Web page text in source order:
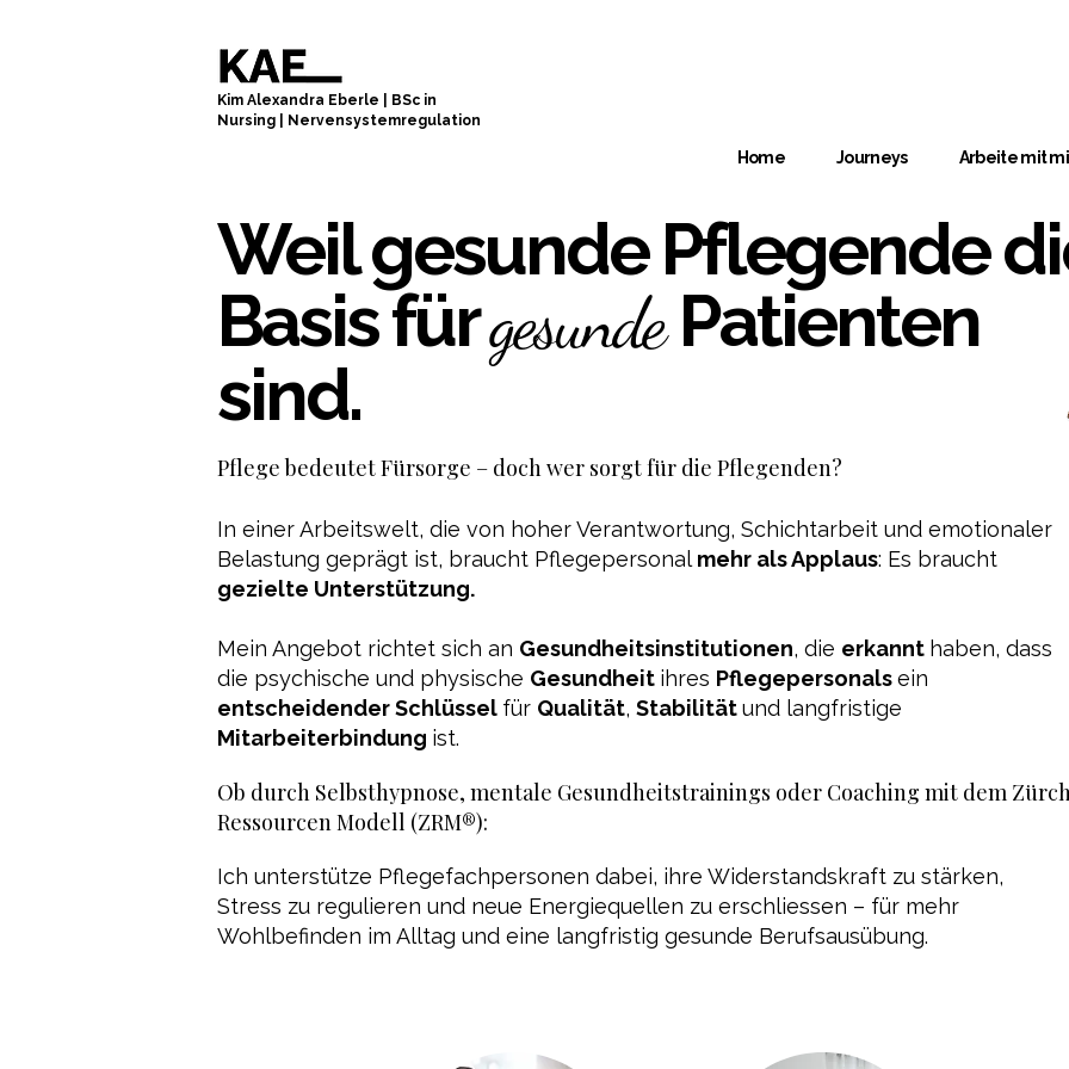
Kim Alexandra Eberle
BSc in
Nursing
Nervensystemregulation
Home Journeys Arbeite mit
Weil gesunde Pflegende
Basis fürgesundePatienten
sind.
Pflege bedeutet Fürsorge – doch wer sorgt für die Pflegenden?
In einer Arbeitswelt, die von hoher Verantwortung, Schichtarbeit und emotionaler
Belastung geprägt ist, braucht Pflegepersonal mehr als Applaus: Es braucht
gezielte Unterstützung.
Mein Angebot richtet sich an Gesundheitsinstitutionen, die erkannt haben, dass
die psychische und physische Gesundheit ihres Pflegepersonalsein
entscheidender Schlüssel für Qualität, Stabilitätund langfristige
Mitarbeiterbindung ist.
Ob durch Selbsthypnose, mentale Gesundheitstrainings oder Coaching mit dem
Ressourcen Modell (ZRM®):
Ich unterstütze Pflegefachpersonen dabei, ihre Widerstandskraft zu stärken,
Stress zu regulieren und neue Energiequellen zu erschliessen – für mehr
Wohlbefinden im Alltag und eine langfristig gesunde Berufsausübung.